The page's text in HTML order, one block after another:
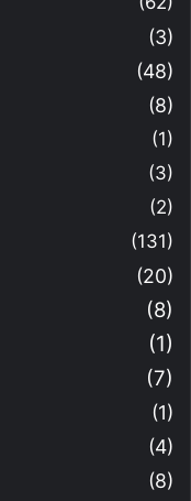
(3)
(48)
(8)
(1)
(3)
(2)
(131)
(20)
(8)
(1)
(7)
(1)
(4)
(8)